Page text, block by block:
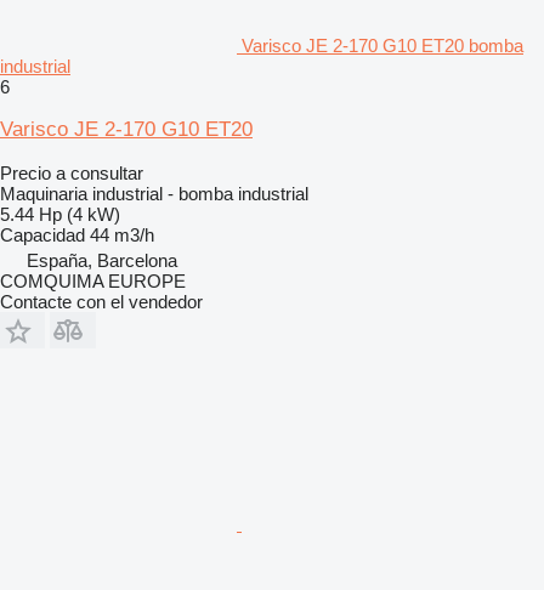
Varisco JE 2-170 G10 ET20 bomba
industrial
6
Varisco JE 2-170 G10 ET20
Precio a consultar
Maquinaria industrial - bomba industrial
5.44 Hp (4 kW)
Capacidad 44 m3/h
España, Barcelona
COMQUIMA EUROPE
Contacte con el vendedor